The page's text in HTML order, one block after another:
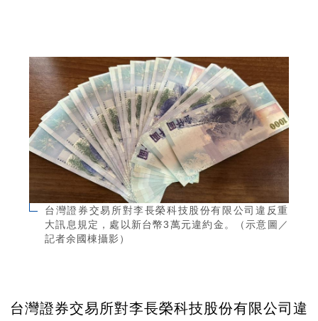
台灣證券交易所對李長榮科技股份有限公司違反重
大訊息規定，處以新台幣3萬元違約金。（示意圖／
記者余國棟攝影）
台灣證券交易所對李長榮科技股份有限公司違